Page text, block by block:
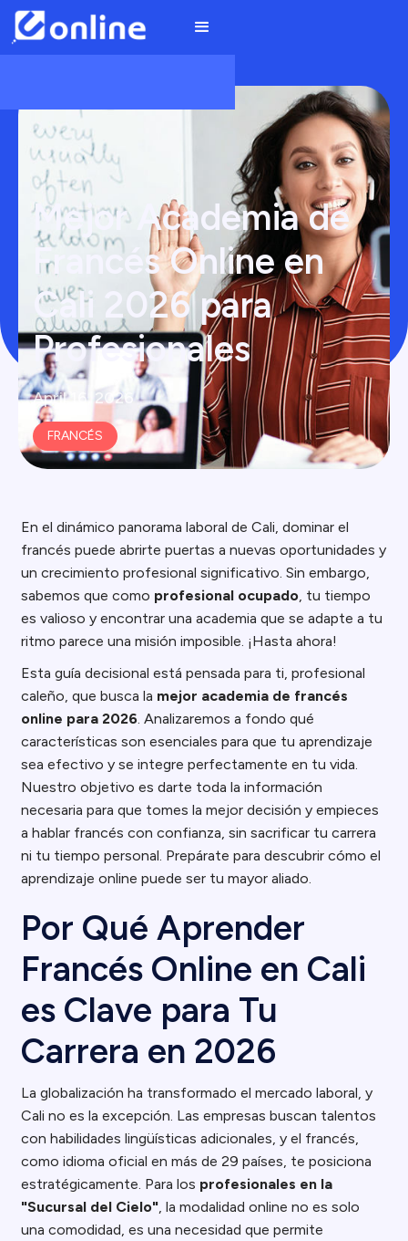
Mejor Academia de
Francés Online en
Cali 2026 para
Profesionales
April 16, 2026
FRANCÉS
En el dinámico panorama laboral de Cali, dominar el
francés puede abrirte puertas a nuevas oportunidades y
un crecimiento profesional significativo. Sin embargo,
sabemos que como profesional ocupado, tu tiempo
es valioso y encontrar una academia que se adapte a tu
ritmo parece una misión imposible. ¡Hasta ahora!
Esta guía decisional está pensada para ti, profesional
caleño, que busca la mejor academia de francés
online para 2026. Analizaremos a fondo qué
características son esenciales para que tu aprendizaje
sea efectivo y se integre perfectamente en tu vida.
Nuestro objetivo es darte toda la información
necesaria para que tomes la mejor decisión y empieces
a hablar francés con confianza, sin sacrificar tu carrera
ni tu tiempo personal. Prepárate para descubrir cómo el
aprendizaje online puede ser tu mayor aliado.
Por Qué Aprender
Francés Online en Cali
es Clave para Tu
Carrera en 2026
La globalización ha transformado el mercado laboral, y
Cali no es la excepción. Las empresas buscan talentos
con habilidades lingüísticas adicionales, y el francés,
como idioma oficial en más de 29 países, te posiciona
estratégicamente. Para los profesionales en la
"Sucursal del Cielo", la modalidad online no es solo
una comodidad, es una necesidad que permite